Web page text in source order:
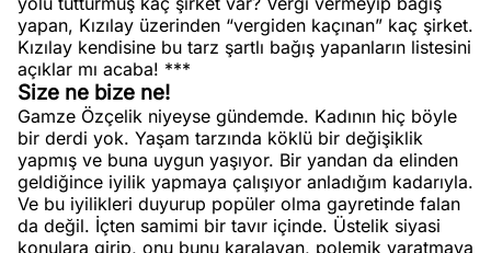
yapan, Kızılay üzerinden “vergiden kaçınan” kaç şirket.
Kızılay kendisine bu tarz şartlı bağış yapanların listesini
açıklar mı acaba! ***
Size ne bize ne!
Gamze Özçelik niyeyse gündemde. Kadının hiç böyle
bir derdi yok. Yaşam tarzında köklü bir değişiklik
yapmış ve buna uygun yaşıyor. Bir yandan da elinden
geldiğince iyilik yapmaya çalışıyor anladığım kadarıyla.
Ve bu iyilikleri duyurup popüler olma gayretinde falan
da değil. İçten samimi bir tavır içinde. Üstelik siyasi
konulara girip, onu bunu karalayan, polemik yaratmaya